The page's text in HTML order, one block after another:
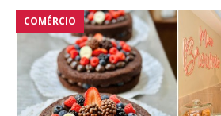
COMÉRCIO